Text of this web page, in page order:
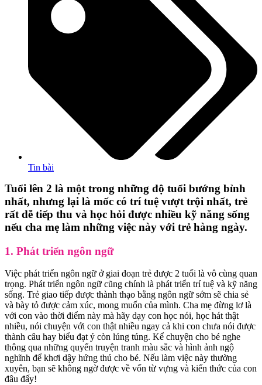
Tin bài
Tuổi lên 2 là một trong những độ tuổi bướng bỉnh
nhất, nhưng lại là mốc có trí tuệ vượt trội nhất, trẻ
rất dễ tiếp thu và học hỏi được nhiều kỹ năng sống
nếu cha mẹ làm những việc này với trẻ hàng ngày.
1. Phát triển ngôn ngữ
Việc phát triển ngôn ngữ ở giai đoạn trẻ được 2 tuổi là vô cùng quan
trọng. Phát triển ngôn ngữ cũng chính là phát triển trí tuệ và kỹ năng
sống. Trẻ giao tiếp được thành thạo bằng ngôn ngữ sớm sẽ chia sẻ
và bày tỏ được cảm xúc, mong muốn của mình. Cha mẹ đừng lơ là
với con vào thời điểm này mà hãy dạy con học nói, học hát thật
nhiều, nói chuyện với con thật nhiều ngay cả khi con chưa nói được
thành câu hay biểu đạt ý còn lúng túng. Kể chuyện cho bé nghe
thông qua những quyển truyện tranh màu sắc và hình ảnh ngộ
nghĩnh để khơi dậy hứng thú cho bé. Nếu làm việc này thường
xuyên, bạn sẽ không ngờ được về vốn từ vựng và kiến thức của con
đâu đấy!